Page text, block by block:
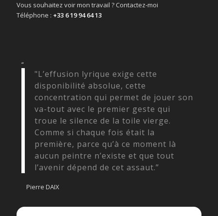
Vous souhaitez voir mon travail ? Contactez-moi
Téléphone : +33 6 19 94 64 13
“
"L’effusion lyrique exige cette
disponibilité absolue, cette
concentration qui permet de jouer son
va-tout avec le premier geste qui
troue le silence de la toile vierge.
Comme si chaque fois était la
première, parce qu’à ce moment là
aucun peintre n’existe et que tout
l’avenir dépend de cet assaut.”
Pierre DAIX